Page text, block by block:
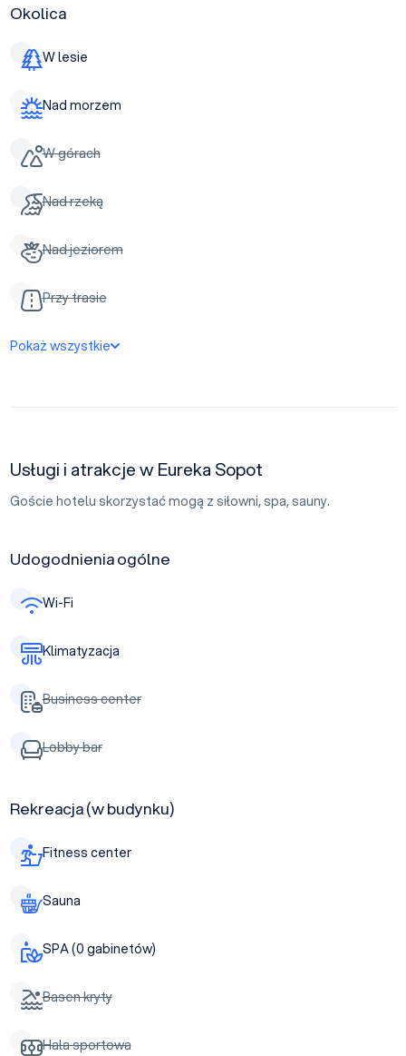
Okolica
W lesie
Nad morzem
W górach
Nad rzeką
Nad jeziorem
Przy trasie
Pokaż wszystkie
Usługi i atrakcje w Eureka Sopot
Goście hotelu skorzystać mogą z siłowni, spa, sauny.
Udogodnienia ogólne
Wi-Fi
Klimatyzacja
Business center
Lobby bar
Rekreacja (w budynku)
Fitness center
Sauna
SPA (0 gabinetów)
Basen kryty
Hala sportowa